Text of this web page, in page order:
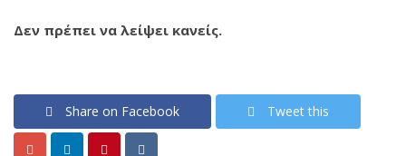
Δεν πρέπει να λείψει κανείς.
Share on Facebook Tweet this